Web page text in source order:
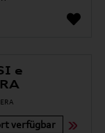
e
verfügbar